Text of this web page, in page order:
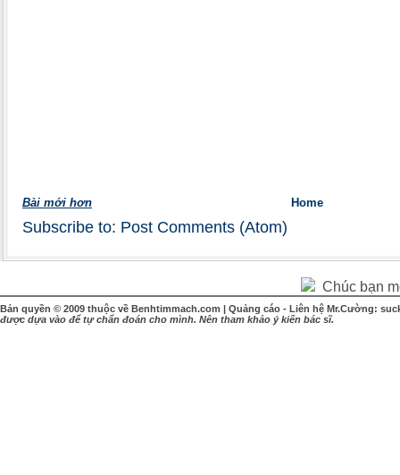
Bài mới hơn Home
Subscribe to: Post Comments (Atom)
Chúc bạn
Bản quyền © 2009 thuộc về Benhtimmach.com | Quảng cáo - Liên hệ Mr.Cường:
được dựa vào để tự chẩn đoán cho mình. Nên tham khảo ý kiến bác sĩ.